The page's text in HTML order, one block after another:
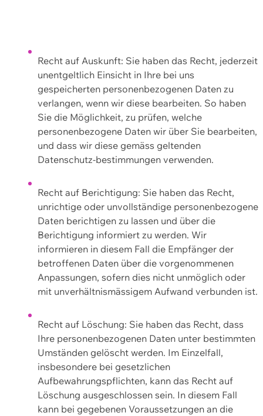
Recht auf Auskunft: Sie haben das Recht, jederzeit
unentgeltlich Einsicht in Ihre bei uns
gespeicherten personenbezogenen Daten zu
verlangen, wenn wir diese bearbeiten. So haben
Sie die Möglichkeit, zu prüfen, welche
personenbezogene Daten wir über Sie bearbeiten,
und dass wir diese gemäss geltenden
Datenschutz-bestimmungen verwenden.
Recht auf Berichtigung: Sie haben das Recht,
unrichtige oder unvollständige personenbezogene
Daten berichtigen zu lassen und über die
Berichtigung informiert zu werden. Wir
informieren in diesem Fall die Empfänger der
betroffenen Daten über die vorgenommenen
Anpassungen, sofern dies nicht unmöglich oder
mit unverhältnismässigem Aufwand verbunden ist.
Recht auf Löschung: Sie haben das Recht, dass
Ihre personenbezogenen Daten unter bestimmten
Umständen gelöscht werden. Im Einzelfall,
insbesondere bei gesetzlichen
Aufbewahrungspflichten, kann das Recht auf
Löschung ausgeschlossen sein. In diesem Fall
kann bei gegebenen Voraussetzungen an die